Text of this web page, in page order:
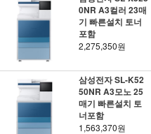
0NR A3컬러 23매
기 빠른설치 토너
포함
2,275,350원
삼성전자 SL-K52
50NR A3모노 25
매기 빠른설치 토
너포함
1,563,370원